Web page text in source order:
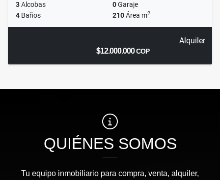
3Alcobas 0Garaje
4 Baños 210Área m2
Alquiler
$12.000.000COP
QUIÉNES SOMOS
Tu equipo inmobiliario para compra, venta, alquiler,